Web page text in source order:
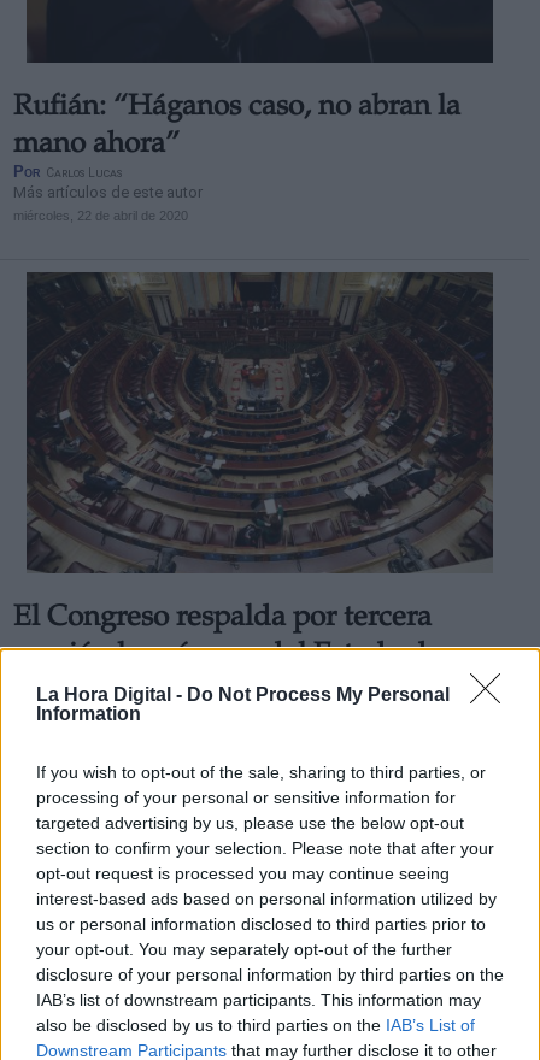
La Hora Digital - Do Not Process My Personal
Information
If you wish to opt-out of the sale, sharing to third parties, or
processing of your personal or sensitive information for
targeted advertising by us, please use the below opt-out
section to confirm your selection. Please note that after your
opt-out request is processed you may continue seeing
interest-based ads based on personal information utilized by
us or personal information disclosed to third parties prior to
your opt-out. You may separately opt-out of the further
disclosure of your personal information by third parties on the
IAB’s list of downstream participants. This information may
also be disclosed by us to third parties on the IAB’s List of
Downstream Participants that may further disclose it to other
Rufián: “Háganos caso, no abran la
mano ahora”
Por Carlos Lucas
Más artículos de este autor
miércoles, 22 de abril de 2020
El Congreso respalda por tercera
ocasión la prórroga del Estado de
Alarma del Gobierno
PorCarlos Lucas
jueves, 23 de abril de 2020